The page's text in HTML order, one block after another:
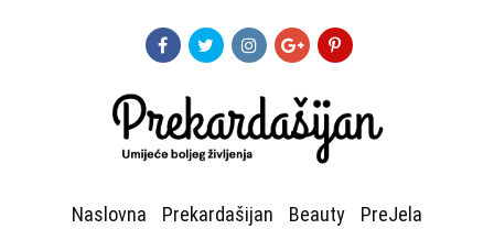
Naslovna Prekardašijan Beauty
PreJela